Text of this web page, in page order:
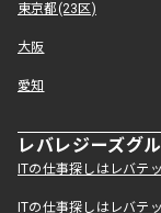
東京都(23区)
大阪
愛知
レバレジーズグ
ITの仕事探しはレバテ
ITの仕事探しはレバテ